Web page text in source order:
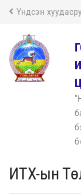
Үндсэн
ИТХ-ын